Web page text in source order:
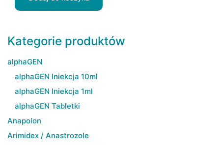
Kategorie produktów
alphaGEN
alphaGEN Iniekcja 10ml
alphaGEN Iniekcja 1ml
alphaGEN Tabletki
Anapolon
Arimidex / Anastrozole